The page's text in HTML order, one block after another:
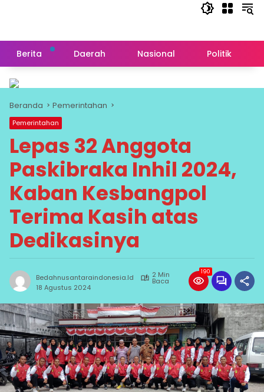
Berita Daerah Nasional Politik
Beranda Pemerintahan
Pemerintahan
Lepas 32 Anggota
Paskibraka Inhil 2024,
Kaban Kesbangpol
Terima Kasih atas
Dedikasinya
Bedahnusantaraindonesia.id 2 Min
Baca
18 Agustus 2024
190